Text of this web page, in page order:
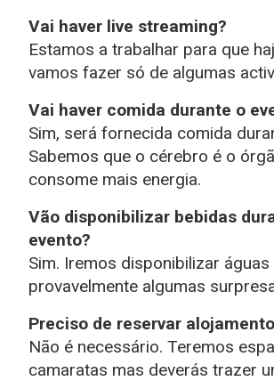
Vai haver live streaming?
Estamos a trabalhar para que
vamos fazer só de algumas
Vai haver comida durante o
Sim, será fornecida comida
Sabemos que o cérebro é o
consome mais energia.
Vão disponibilizar bebidas
evento?
Sim. Iremos disponibilizar águas
provavelmente algumas
Preciso de reservar
Não é necessário. Teremos
camaratas mas deverás trazer